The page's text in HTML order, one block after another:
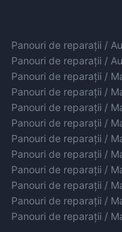
Panouri de reparații /
Panouri de reparații /
Panouri de reparații /
Panouri de reparații /
Panouri de reparații /
Panouri de reparații /
Panouri de reparații /
Panouri de reparații /
Panouri de reparații /
Panouri de reparații /
Panouri de reparații /
Panouri de reparații /